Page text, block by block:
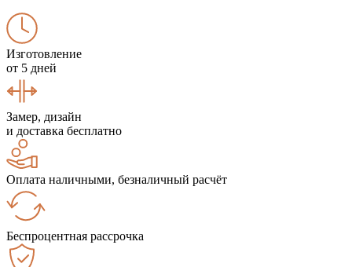
Изготовление
от 5 дней
Замер, дизайн
и доставка бесплатно
Оплата наличными, безналичный расчёт
Беспроцентная рассрочка